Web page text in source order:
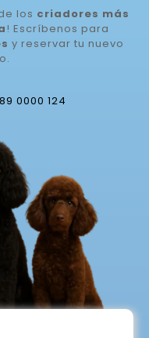
los criadores más
! Escríbenos para
y reservar tu nuevo
0000 124